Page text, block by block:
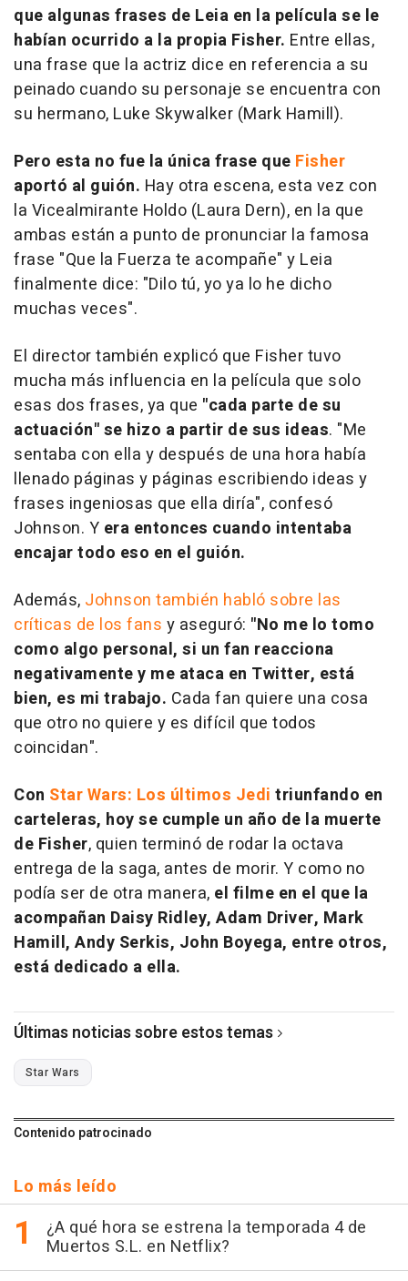
que algunas frases de Leia en la película se le
habían ocurrido a la propia Fisher. Entre ellas,
una frase que la actriz dice en referencia a su
peinado cuando su personaje se encuentra con
su hermano, Luke Skywalker (Mark Hamill).
Pero esta no fue la única frase que Fisher
aportó al guión. Hay otra escena, esta vez con
la Vicealmirante Holdo (Laura Dern), en la que
ambas están a punto de pronunciar la famosa
frase "Que la Fuerza te acompañe" y Leia
finalmente dice: "Dilo tú, yo ya lo he dicho
muchas veces".
El director también explicó que Fisher tuvo
mucha más influencia en la película que solo
esas dos frases, ya que "cada parte de su
actuación" se hizo a partir de sus ideas. "Me
sentaba con ella y después de una hora había
llenado páginas y páginas escribiendo ideas y
frases ingeniosas que ella diría", confesó
Johnson. Y era entonces cuando intentaba
encajar todo eso en el guión.
Además, Johnson también habló sobre las
críticas de los fans y aseguró: "No me lo tomo
como algo personal, si un fan reacciona
negativamente y me ataca en Twitter, está
bien, es mi trabajo. Cada fan quiere una cosa
que otro no quiere y es difícil que todos
coincidan".
Con Star Wars: Los últimos Jedi triunfando en
carteleras, hoy se cumple un año de la muerte
de Fisher, quien terminó de rodar la octava
entrega de la saga, antes de morir. Y como no
podía ser de otra manera, el filme en el que la
acompañan Daisy Ridley, Adam Driver, Mark
Hamill, Andy Serkis, John Boyega, entre otros,
está dedicado a ella.
Últimas noticias sobre estos temas
Star Wars
Contenido patrocinado
Lo más leído
¿A qué hora se estrena la temporada 4 de
Muertos S.L. en Netflix?